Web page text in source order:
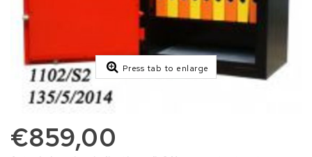
Press tab to enlarge
€859,00